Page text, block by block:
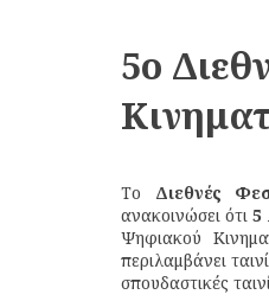
5ο
Το Διεθνές
ανακοινώσει ότι 5
Ψηφιακού
περιλαμβάνει
σπουδαστικές